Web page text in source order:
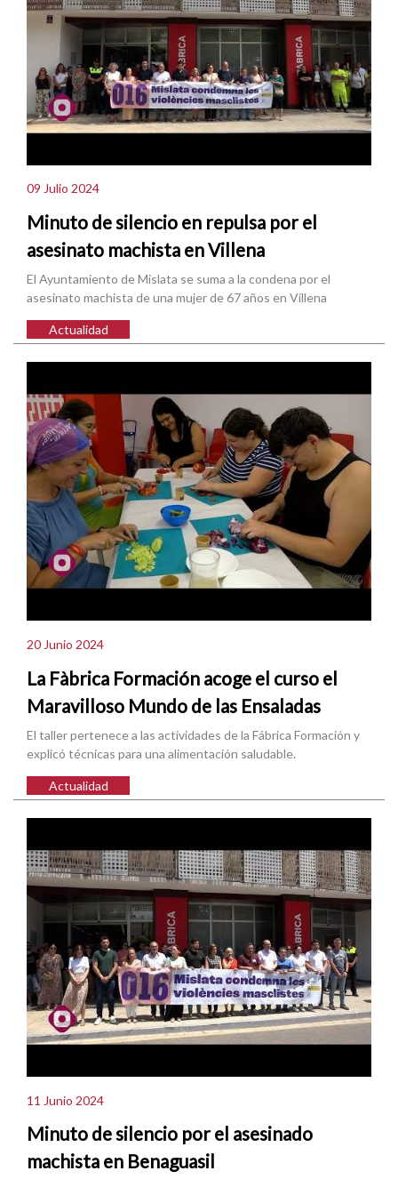
09 Julio 2024
Minuto de silencio en repulsa por el
asesinato machista en Villena
El Ayuntamiento de Mislata se suma a la condena por el
asesinato machista de una mujer de 67 años en Villena
Actualidad
20 Junio 2024
La Fàbrica Formación acoge el curso el
Maravilloso Mundo de las Ensaladas
El taller pertenece a las actividades de la Fábrica Formación y
explicó técnicas para una alimentación saludable.
Actualidad
11 Junio 2024
Minuto de silencio por el asesinado
machista en Benaguasil